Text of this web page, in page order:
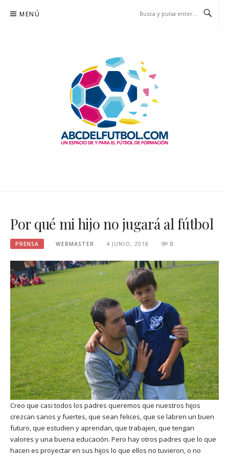
MENÚ
Por qué mi hijo no jugará al fútbol
PRENSA WEBMASTER 4 JUNIO, 2018 0
Creo que casi todos los padres queremos que nuestros hijos
crezcan sanos y fuertes, que sean felices, que se labren un buen
futuro, que estudien y aprendan, que trabajen, que tengan
valores y una buena educación. Pero hay otros padres que lo que
hacen es proyectar en sus hijos lo que ellos no tuvieron, o no